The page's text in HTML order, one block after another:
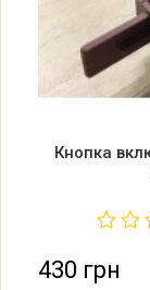
Electrolux
Electrolux
Electrolux
Electrolux
Electrolux
Кнопка
430 грн